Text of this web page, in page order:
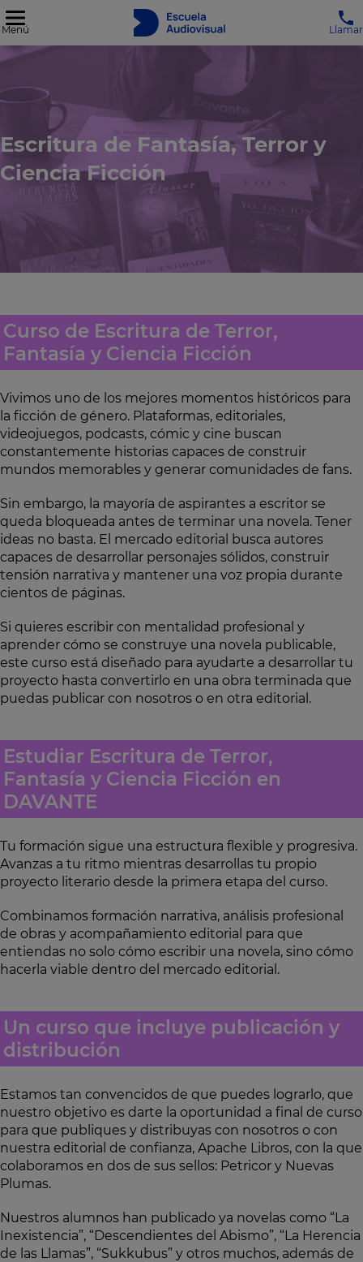
Menú Llamar
Escritura de Fantasía, Terror y
Ciencia Ficción
Curso de Escritura de Terror,
Fantasía y Ciencia Ficción
Vivimos uno de los mejores momentos históricos para
la ficción de género. Plataformas, editoriales,
videojuegos, podcasts, cómic y cine buscan
constantemente historias capaces de construir
mundos memorables y generar comunidades de fans.
Sin embargo, la mayoría de aspirantes a escritor se
queda bloqueada antes de terminar una novela. Tener
ideas no basta. El mercado editorial busca autores
capaces de desarrollar personajes sólidos, construir
tensión narrativa y mantener una voz propia durante
cientos de páginas.
Si quieres escribir con mentalidad profesional y
aprender cómo se construye una novela publicable,
este curso está diseñado para ayudarte a desarrollar tu
proyecto hasta convertirlo en una obra terminada que
puedas publicar con nosotros o en otra editorial.
Estudiar Escritura de Terror,
Fantasía y Ciencia Ficción en
DAVANTE
Tu formación sigue una estructura flexible y progresiva.
Avanzas a tu ritmo mientras desarrollas tu propio
proyecto literario desde la primera etapa del curso.
Combinamos formación narrativa, análisis profesional
de obras y acompañamiento editorial para que
entiendas no solo cómo escribir una novela, sino cómo
hacerla viable dentro del mercado editorial.
Un curso que incluye publicación y
distribución
Estamos tan convencidos de que puedes lograrlo, que
nuestro objetivo es darte la oportunidad a final de curso
para que publiques y distribuyas con nosotros o con
nuestra editorial de confianza, Apache Libros, con la que
colaboramos en dos de sus sellos: Petricor y Nuevas
Plumas.
Nuestros alumnos han publicado ya novelas como “La
Inexistencia”, “Descendientes del Abismo”, “La Herencia
de las Llamas”, “Sukkubus” y otros muchos, además de